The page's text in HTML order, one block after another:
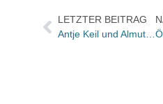
LETZTER BEITRAG
Antje Keil und Almut Werner sind neue Programmleiterinnen im Fischer Kinder- und Jugendbuch Verlag